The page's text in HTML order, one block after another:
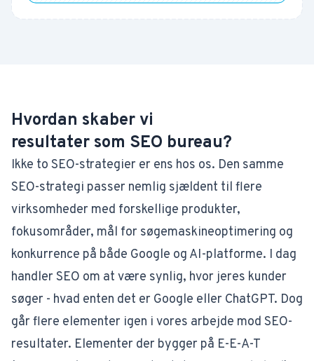
Hvordan skaber vi
resultater som SEO bureau?
Ikke to SEO-strategier er ens hos os. Den samme
SEO-strategi passer nemlig sjældent til flere
virksomheder med forskellige produkter,
fokusområder, mål for søgemaskineoptimering og
konkurrence på både Google og AI-platforme. I dag
handler SEO om at være synlig, hvor jeres kunder
søger - hvad enten det er Google eller ChatGPT. Dog
går flere elementer igen i vores arbejde mod SEO-
resultater. Elementer der bygger på E-E-A-T